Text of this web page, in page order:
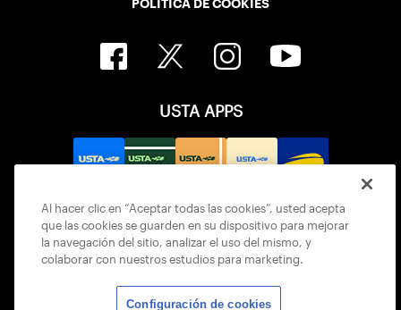
POLÍTICA DE COOKIES
USTA APPS
Al hacer clic en “Aceptar todas las cookies”, usted acepta
que las cookies se guarden en su dispositivo para mejorar
la navegación del sitio, analizar el uso del mismo, y
colaborar con nuestros estudios para marketing.
Configuración de cookies